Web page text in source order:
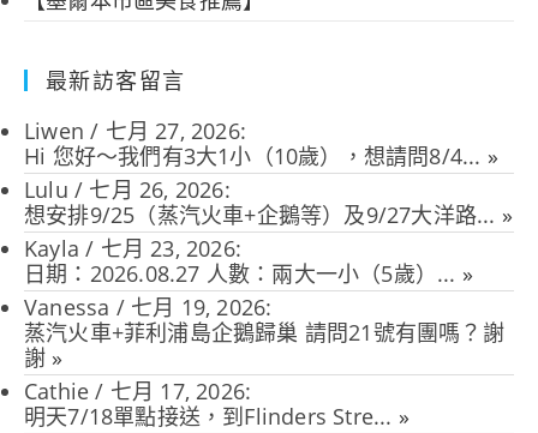
最新訪客留言
Liwen / 七月 27, 2026:
Hi 您好～我們有3大1小（10歲），想請問8/4... »
Lulu / 七月 26, 2026:
想安排9/25（蒸汽火車+企鵝等）及9/27大洋路... »
Kayla / 七月 23, 2026:
日期：2026.08.27 人數：兩大一小（5歲）... »
Vanessa / 七月 19, 2026:
蒸汽火車+菲利浦島企鵝歸巢 請問21號有團嗎？謝
謝 »
Cathie / 七月 17, 2026:
明天7/18單點接送，到Flinders Stre... »